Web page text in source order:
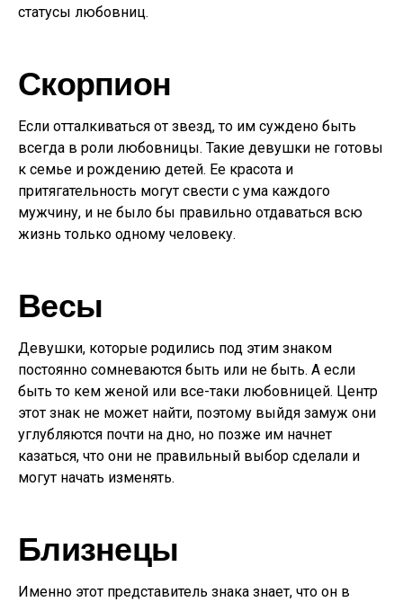
статусы любовниц.
Скорпион
Если отталкиваться от звезд, то им суждено быть
всегда в роли любовницы. Такие девушки не готовы
к семье и рождению детей. Ее красота и
притягательность могут свести с ума каждого
мужчину, и не было бы правильно отдаваться всю
жизнь только одному человеку.
Весы
Девушки, которые родились под этим знаком
постоянно сомневаются быть или не быть. А если
быть то кем женой или все-таки любовницей. Центр
этот знак не может найти, поэтому выйдя замуж они
углубляются почти на дно, но позже им начнет
казаться, что они не правильный выбор сделали и
могут начать изменять.
Близнецы
Именно этот представитель знака знает, что он в